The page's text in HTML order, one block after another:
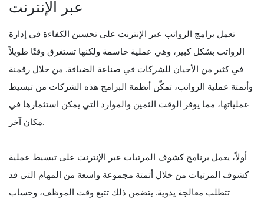
عبر الإنترنت
تعمل برامج الرواتب عبر الإنترنت على تحسين الكفاءة في إدارة
الرواتب بشكل كبير، وهي عملية حاسمة ولكنها تستغرق وقتًا طويلاً
في كثير من الأحيان للشركات في صناعة الضيافة. من خلال رقمنة
وأتمتة عملية الرواتب، تمكّن أنظمة البرامج هذه الشركات من تبسيط
عملياتها، مما يوفر الوقت الثمين والموارد التي يمكن استثمارها في
مكان آخر.
أولاً، يعمل برنامج كشوف المرتبات عبر الإنترنت على تبسيط عملية
كشوف المرتبات من خلال أتمتة مجموعة واسعة من المهام التي قد
تتطلب معالجة يدوية. يتضمن ذلك تتبع وقت الموظف، وحساب